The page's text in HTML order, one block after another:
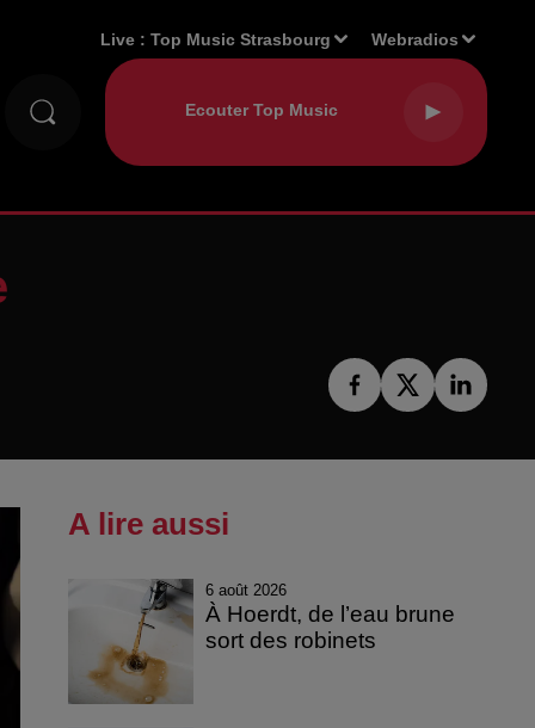
Live :Top Music Strasbourg Webradios
A lire aussi
6 août 2026
À Hoerdt, de l’eau brune
sort des robinets